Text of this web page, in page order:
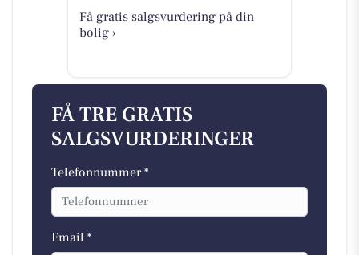
Få gratis salgsvurdering på din
bolig ›
FÅ TRE GRATIS
SALGSVURDERINGER
Telefonnummer *
Email *